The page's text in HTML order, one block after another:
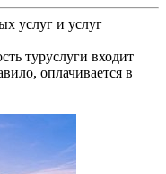
услуг и услуг
туруслуги входит
оплачивается в